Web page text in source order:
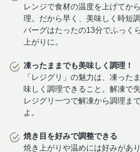
レンジで食材の温度を上げてか
理。だから早く、美味しく時短
バーグはたったの13分でふっく
上がりに。
凍ったままでも美味しく調理！
「レジグリ」の魅力は、凍った
味しく調理できること。解凍で
レジグリ一つで解凍から調理ま
よ。
焼き目を好みで調整できる
焼き上がりや温めには好みがあ